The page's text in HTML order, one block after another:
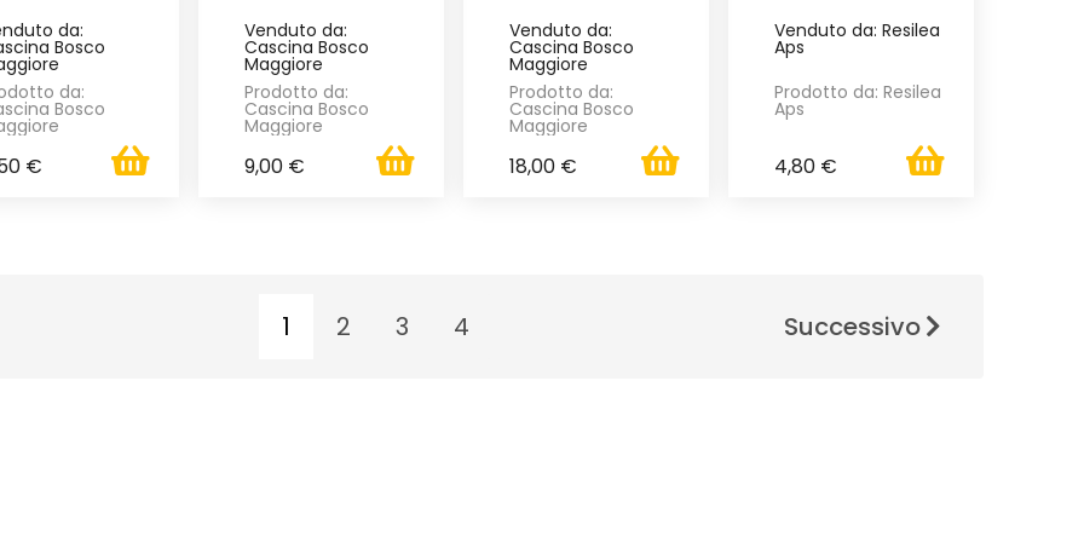
da:
Bosco
da:
Bosco
€
Venduto da:
Cascina Bosco
Maggiore
Prodotto da:
Cascina Bosco
Maggiore
9,00 €
Venduto da:
Cascina Bosco
Maggiore
Prodotto da:
Cascina Bosco
Maggiore
18,00 €
Venduto da: Resilea
Aps
Prodotto da: Resilea
Aps
4,80 €
1 2 3 4 Successivo